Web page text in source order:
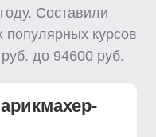
году. Составили
популярных курсов
руб. до 94600 руб.